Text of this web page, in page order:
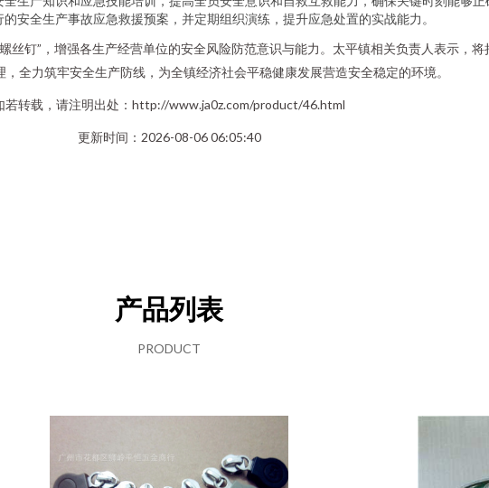
安全生产事故应急救援预案，并定期组织演练，提升应急处置的实战能力。
丝钉”，增强各生产经营单位的安全风险防范意识与能力。太平镇相关负责人表示，
全力筑牢安全生产防线，为全镇经济社会平稳健康发展营造安全稳定的环境。
若转载，请注明出处：http://www.ja0z.com/product/46.html
更新时间：2026-08-06 06:05:40
产品列表
PRODUCT